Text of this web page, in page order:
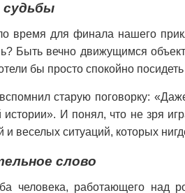
судьбы
время для финала нашего
Быть вечно движущимся
бы просто спокойно
старую поговорку:
истории». И понял, что не зря
и веселых ситуаций, которых
слово
человека, работающего над